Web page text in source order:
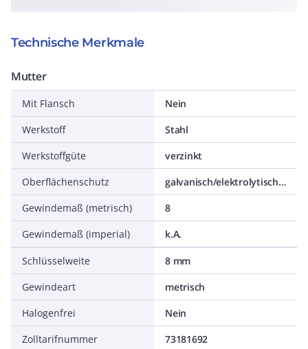
Technische Merkmale
Mutter
Mit Flansch
Nein
Werkstoff
Stahl
Werkstoffgüte
verzinkt
Oberflächenschutz
galvanisch/elektrolytisch verzinkt
Gewindemaß (metrisch)
8
Gewindemaß (imperial)
k.A.
Schlüsselweite
8 mm
Gewindeart
metrisch
Halogenfrei
Nein
Zolltarifnummer
73181692